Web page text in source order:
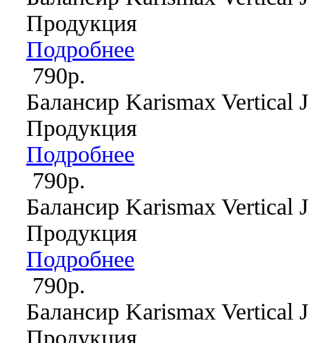
Продукция
Подробнее
790р.
Балансир Karismax Vertical
Продукция
Подробнее
790р.
Балансир Karismax Vertical
Продукция
Подробнее
790р.
Балансир Karismax Vertical
Продукция